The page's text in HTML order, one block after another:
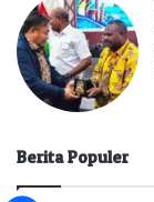
Berita Populer